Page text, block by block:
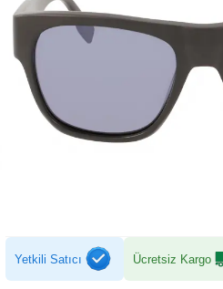
Yetkili Satıcı Ücretsiz Kargo